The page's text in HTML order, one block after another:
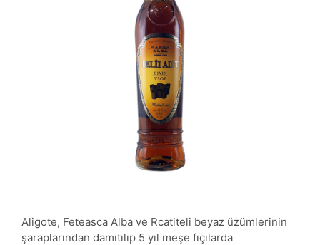
Aligote, Feteasca Alba ve Rcatiteli beyaz üzümlerinin
şaraplarından damıtılıp 5 yıl meşe fıçılarda